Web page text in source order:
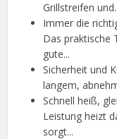
Grillstreifen
Immer die
Das praktische
gute...
Sicherheit und
langem,
Schnell heiß,
Leistung heizt
sorgt...